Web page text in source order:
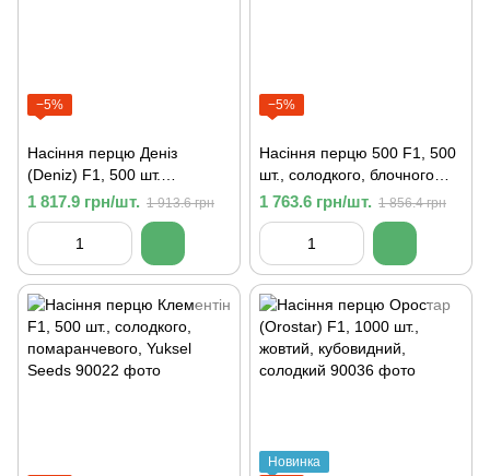
−5%
Насіння перцю Деніз
(Deniz) F1, 500 шт.
солодкого
1 817.9 грн/шт. 1 913.6 грн
−5%
Насіння перцю 500 F1, 500
шт., солодкого, блочного
типу.
1 763.6 грн/шт. 1 856.4 грн
Новинка